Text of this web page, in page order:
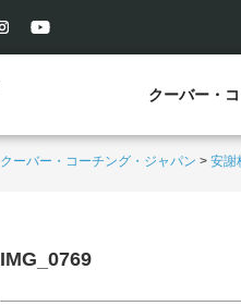
クーバー・
クーバー・コーチング・ジャパン > 安謝
IMG_0769